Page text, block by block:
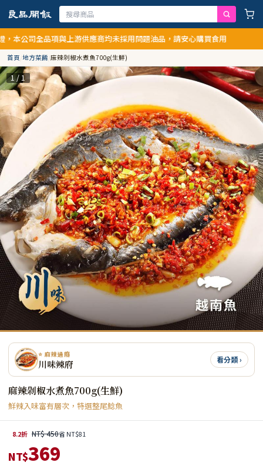
公司全品項與上游供應商均未採用問題油品，請安心購買食用
首頁/地方菜餚/麻辣剁椒水煮魚700g(生鮮)
1 / 1
⭐ 麻辣過癮
川味辣府 看分類 ›
麻辣剁椒水煮魚700g(生鮮)
鮮辣入味富有層次，特選整尾鯰魚
8.2折 NT$ 450省 NT$81
NT$369